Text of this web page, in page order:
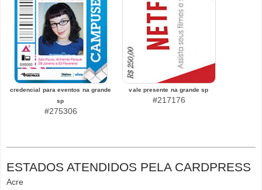
credencial para eventos na grande
sp
#275306
vale presente na grande sp
#217176
ESTADOS ATENDIDOS PELA CARDPRESS
Acre